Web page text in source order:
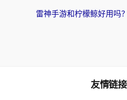
友情链接